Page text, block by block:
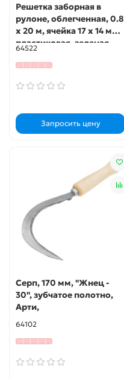
Решетка заборная в
рулоне, облегченная, 0.8
х 20 м, ячейка 17 х 14 мм,
пластиковая, зеленая,
64522
Запросить цену
Серп, 170 мм, "Жнец -
30", зубчатое полотно,
Арти,
64102